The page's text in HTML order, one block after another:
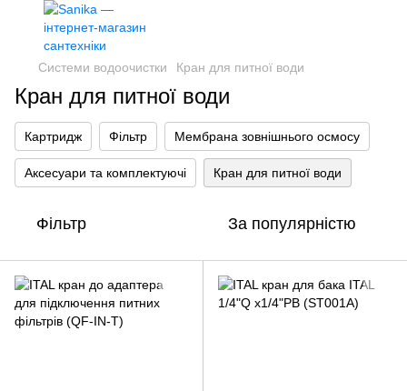
Системи водоочистки Кран для питної води
Кран для питної води
Картридж Фільтр Мембрана зовнішнього осмосу
Аксесуари та комплектуючі Кран для питної води
Фільтр За популярністю